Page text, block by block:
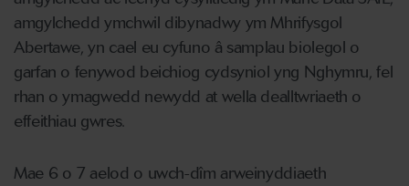
amgylchedd ymchwil dibynadwy ym Mhrifysgol
Abertawe, yn cael eu cyfuno â samplau biolegol o
garfan o fenywod beichiog cydsyniol yng Nghymru, fel
rhan o ymagwedd newydd at wella dealltwriaeth o
effeithiau gwres.
Mae 6 o 7 aelod o uwch-dîm arweinyddiaeth